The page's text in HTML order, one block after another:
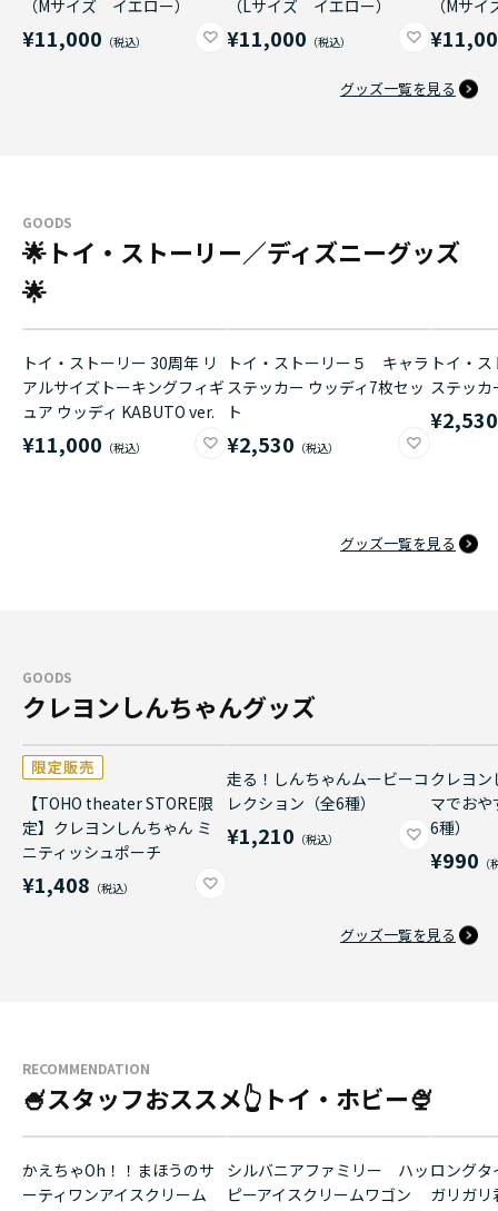
（Mサイズ イエロー）
¥11,000
（Lサイズ イエロー）
¥11,000
（Mサ
グッズ一覧を見る
GOODS
🌟トイ・ストーリー／ディズニーグッズ
🌟
トイ・ストーリー 30周年 リ
アルサイズトーキングフィギ
ュア ウッディ KABUTO ver.
¥11,000
トイ・ストーリー５ キャラ
ステッカー ウッディ7枚セッ
ト
¥2,530
トイ・
ステッカ
¥2,530
グッズ一覧を見る
GOODS
クレヨンしんちゃんグッズ
【TOHO theater STORE限
定】クレヨンしんちゃん ミ
ニティッシュポーチ
¥1,408
走る！しんちゃんムービーコ
レクション（全6種）
¥1,210
クレヨ
マでお
6種）
¥990
グッズ一覧を見る
RECOMMENDATION
🍧スタッフおススメ👆トイ・ホビー🍨
かえちゃOh！！まほうのサ
ーティワンアイスクリーム
シルバニアファミリー ハッ
ピーアイスクリームワゴン
ロング
ガリガ